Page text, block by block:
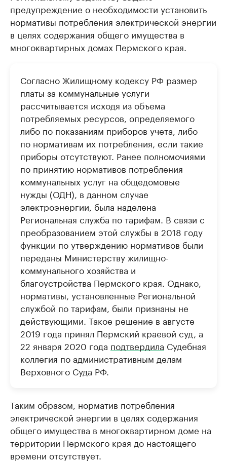
предупреждение о необходимости установить
нормативы потребления электрической энергии
в целях содержания общего имущества в
многоквартирных домах Пермского края.
Согласно Жилищному кодексу РФ размер
платы за коммунальные услуги
рассчитывается исходя из объема
потребляемых ресурсов, определяемого
либо по показаниям приборов учета, либо
по нормативам их потребления, если такие
приборы отсутствуют. Ранее полномочиями
по принятию нормативов потребления
коммунальных услуг на общедомовые
нужды (ОДН), в данном случае
электроэнергии, была наделена
Региональная служба по тарифам. В связи с
преобразованием этой службы в 2018 году
функции по утверждению нормативов были
переданы Министерству жилищно-
коммунального хозяйства и
благоустройства Пермского края. Однако,
нормативы, установленные Региональной
службой по тарифам, были признаны не
действующими. Такое решение в августе
2019 года принял Пермский краевой суд, а
22 января 2020 года подтвердила Судебная
коллегия по административным делам
Верховного Суда РФ.
Таким образом, норматив потребления
электрической энергии в целях содержания
общего имущества в многоквартирном доме на
территории Пермского края до настоящего
времени отсутствует.